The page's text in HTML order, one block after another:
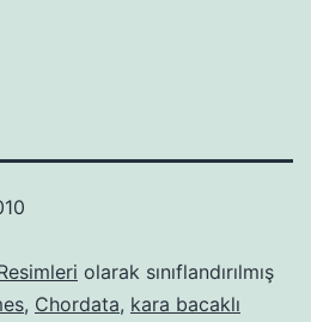
olarak sınıflandırılmış
, Chordata, kara bacaklı